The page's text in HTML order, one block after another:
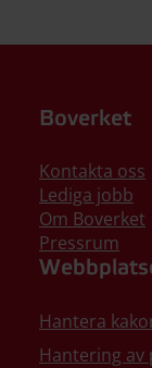
Boverket
Kontakta oss
Lediga jobb
Om Boverket
Pressrum
Hantera
Hantering